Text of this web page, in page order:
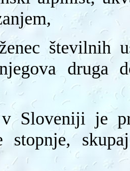
številnih
druga
Sloveniji je
stopnje,